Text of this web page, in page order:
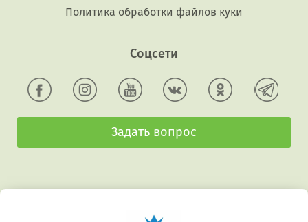
Политика обработки файлов куки
Соцсети
Задать вопрос